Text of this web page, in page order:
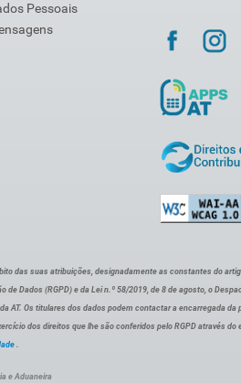
Pessoais
das suas atribuições, designadamente as constantes do
Dados (RGPD) e da Lei n.º 58/2019, de 8 de agosto, o
da AT. Os titulares dos dados podem contactar a encarregada
dos direitos que lhe são conferidos pelo RGPD através do
.
e Aduaneira